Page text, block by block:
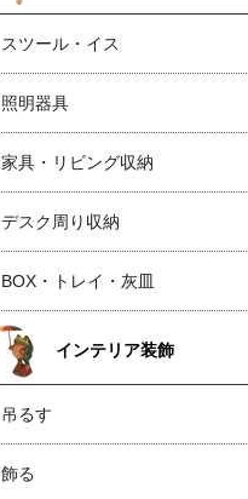
スツール・イス
照明器具
家具・リビング収納
デスク周り収納
BOX・トレイ・灰皿
インテリア装飾
吊るす
飾る